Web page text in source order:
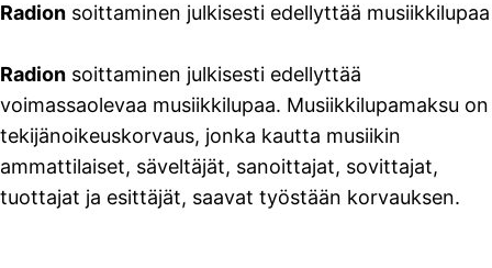
Radion soittaminen julkisesti edellyttää musiikkilupaa
Radion soittaminen julkisesti edellyttää
voimassaolevaa musiikkilupaa. Musiikkilupamaksu on
tekijänoikeuskorvaus, jonka kautta musiikin
ammattilaiset, säveltäjät, sanoittajat, sovittajat,
tuottajat ja esittäjät, saavat työstään korvauksen.